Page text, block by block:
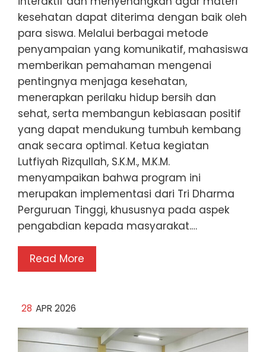
kesehatan dapat diterima dengan baik oleh
para siswa. Melalui berbagai metode
penyampaian yang komunikatif, mahasiswa
memberikan pemahaman mengenai
pentingnya menjaga kesehatan,
menerapkan perilaku hidup bersih dan
sehat, serta membangun kebiasaan positif
yang dapat mendukung tumbuh kembang
anak secara optimal. Ketua kegiatan
Lutfiyah Rizqullah, S.K.M., M.K.M.
menyampaikan bahwa program ini
merupakan implementasi dari Tri Dharma
Perguruan Tinggi, khususnya pada aspek
pengabdian kepada masyarakat.…
Read More
28 APR 2026